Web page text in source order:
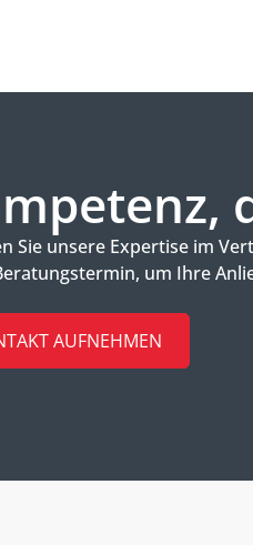
Sie unsere Expertise im
um Ihre
AUFNEHMEN